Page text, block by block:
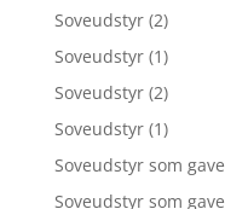
Soveudstyr (2)
Soveudstyr (1)
Soveudstyr (2)
Soveudstyr (1)
Soveudstyr som gave
Soveudstyr som gave